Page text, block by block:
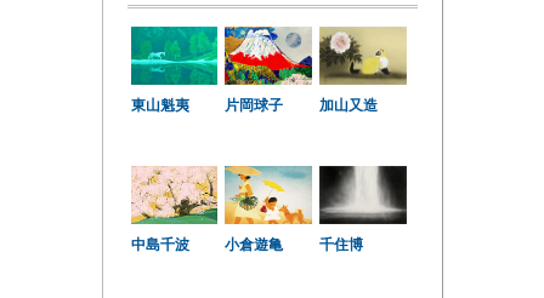
東山魁夷 片岡球子 加山又造
中島千波 小倉遊亀 千住博